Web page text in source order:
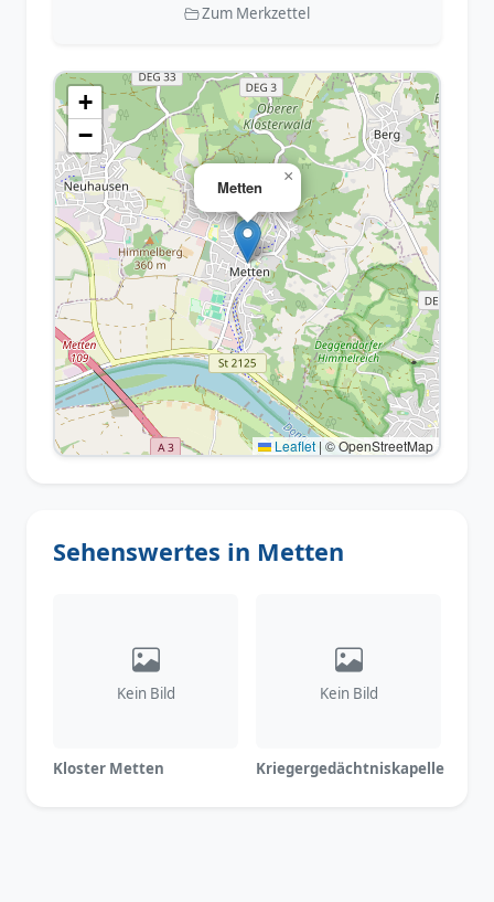
Zum Merkzettel
Metten
×
+
−
Leaflet | © OpenStreetMap
Sehenswertes in Metten
Kein Bild
Kloster Metten
Kein Bild
Kriegergedächtniskapelle